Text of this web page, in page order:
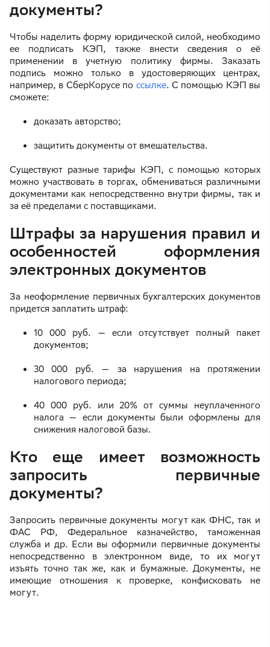
документы?
Чтобы наделить форму юридической силой, необходимо
ее подписать КЭП, также внести сведения о её
применении в учетную политику фирмы. Заказать
подпись можно только в удостоверяющих центрах,
например, в СберКорусе по ссылке. С помощью КЭП вы
сможете:
доказать авторство;
защитить документы от вмешательства.
Существуют разные тарифы КЭП, с помощью которых
можно участвовать в торгах, обмениваться различными
документами как непосредственно внутри фирмы, так и
за её пределами с поставщиками.
Штрафы за нарушения правил и
особенностей оформления
электронных документов
За неоформление первичных бухгалтерских документов
придется заплатить штраф:
10 000 руб. — если отсутствует полный пакет
документов;
30 000 руб. — за нарушения на протяжении
налогового периода;
40 000 руб. или 20% от суммы неуплаченного
налога — если документы были оформлены для
снижения налоговой базы.
Кто еще имеет возможность
запросить первичные
документы?
Запросить первичные документы могут как ФНС, так и
ФАС РФ, Федеральное казначейство, таможенная
служба и др. Если вы оформили первичные документы
непосредственно в электронном виде, то их могут
изъять точно так же, как и бумажные. Документы, не
имеющие отношения к проверке, конфисковать не
могут.